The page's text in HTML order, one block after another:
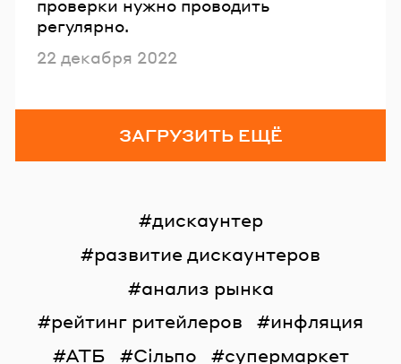
проверки нужно проводить
регулярно.
Опубликовано
22 декабря 2022
ЗАГРУЗИТЬ ЕЩЁ
дискаунтер
развитие дискаунтеров
анализ рынка
рейтинг ритейлеров
инфляция
АТБ
Сільпо
супермаркет